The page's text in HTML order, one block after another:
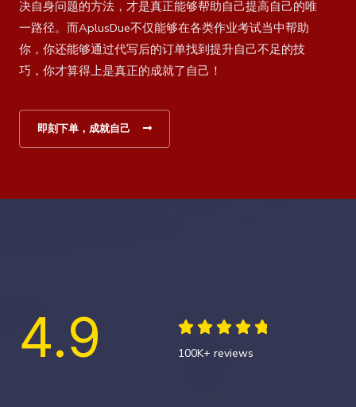
决自身问题的方法，才是真正能够帮助自己提高自己的唯
一路径。而AplusDue不仅能够在各类作业考试当中帮助
你，你还能够通过代写后的订单找到提升自己不足的技
巧，你才算得上是真正的成就了自己！
即刻下单，成就自己
4.9     
100K+ reviews